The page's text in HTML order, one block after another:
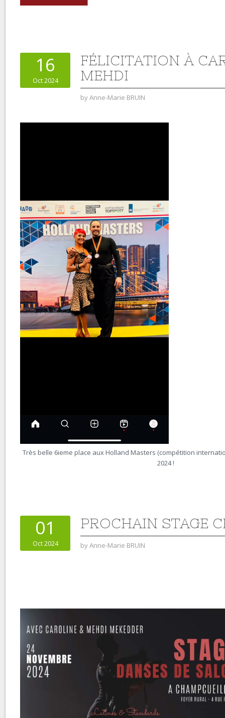
16
Oct 2024
FÉLICITATION À
MEHDI
byAnne-Marie BRUIN
Très belle 6ieme place aux Holland Masters (compétition
2024 !
01
Oct 2024
PROCHAIN STAGE
byAnne-Marie BRUIN